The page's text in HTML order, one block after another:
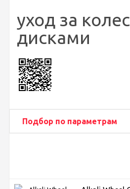
уход за
дисками
Подбор по параметрам